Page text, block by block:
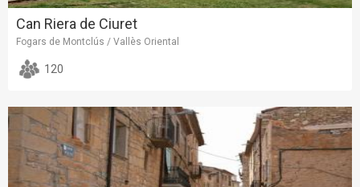
Can Riera de Ciuret
Fogars de Montclús / Vallès Oriental
120